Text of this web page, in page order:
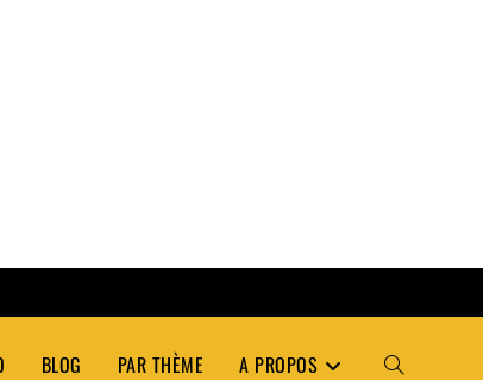
BLOG PAR THÈME A PROPOS TOGGLE